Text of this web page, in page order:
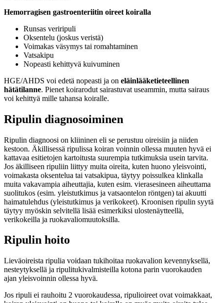
Hemorragisen gastroenteriitin oireet koiralla
Runsas veriripuli
Oksentelu (joskus veristä)
Voimakas väsymys tai romahtaminen
Vatsakipu
Nopeasti kehittyvä kuivuminen
HGE/AHDS voi edetä nopeasti ja on eläinlääketieteellinen
hätätilanne. Pienet koirarodut sairastuvat useammin, mutta sairaus
voi kehittyä mille tahansa koiralle.
Ripulin diagnosoiminen
Ripulin diagnoosi on kliininen eli se perustuu oireisiin ja niiden
kestoon. Äkillisessä ripulissa koiran voinnin ollessa muuten hyvä ei
kattavaa esitietojen kartoitusta suurempia tutkimuksia usein tarvita.
Jos äkilliseen ripuliin liittyy muita oireita, kuten huono yleisvointi,
voimakasta oksentelua tai vatsakipua, täytyy poissulkea klinkalla
muita vakavampia aiheuttajia, kuten esim. vierasesineen aiheuttama
suolitukos (esim. yleistutkimus ja vatsaontelon röntgen) tai akuutti
haimatulehdus (yleistutkimus ja verikokeet). Kroonisen ripulin syytä
täytyy myöskin selvitellä lisää esimerkiksi ulostenäytteellä,
verikokeilla ja ruokavaliomuutoksilla.
Ripulin hoito
Lieväoireista ripulia voidaan tukihoitaa ruokavalion kevennyksellä,
nesteytyksellä ja ripulitukivalmisteilla kotona parin vuorokauden
ajan yleisvoinnin ollessa hyvä.
Jos ripuli ei rauhoitu 2 vuorokaudessa, ripulioireet ovat voimakkaat,